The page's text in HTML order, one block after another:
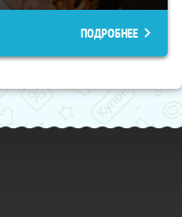
ПОДРОБНЕЕ